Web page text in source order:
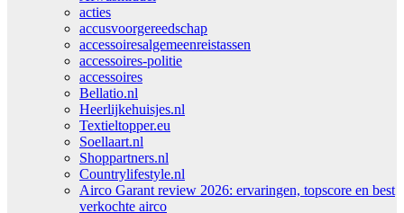
acties
accusvoorgereedschap
accessoiresalgemeenreistassen
accessoires-politie
accessoires
Bellatio.nl
Heerlijkehuisjes.nl
Textieltopper.eu
Soellaart.nl
Shoppartners.nl
Countrylifestyle.nl
Airco Garant review 2026: ervaringen, topscore en best
verkochte airco